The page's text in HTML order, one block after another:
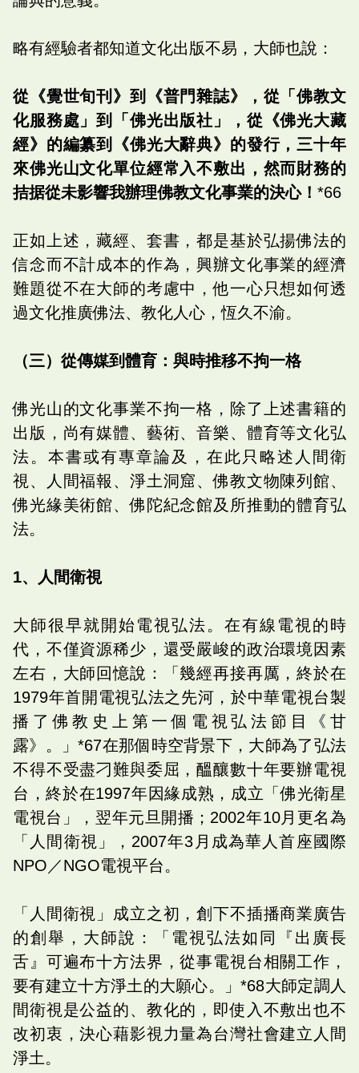
略有經驗者都知道文化出版不易，大師也說：
從《覺世旬刊》到《普門雜誌》，從「佛教文
化服務處」到「佛光出版社」，從《佛光大藏
經》的編纂到《佛光大辭典》的發行，三十年
來佛光山文化單位經常入不敷出，然而財務的
拮据從未影響我辦理佛教文化事業的決心！ *66
正如上述，藏經、套書，都是基於弘揚佛法的
信念而不計成本的作為，興辦文化事業的經濟
難題從不在大師的考慮中，他一心只想如何透
過文化推廣佛法、教化人心，恆久不渝。
（三）從傳媒到體育：與時推移不拘一格
佛光山的文化事業不拘一格，除了上述書籍的
出版，尚有媒體、藝術、音樂、體育等文化弘
法。本書或有專章論及，在此只略述人間衛
視、人間福報、淨土洞窟、佛教文物陳列館、
佛光緣美術館、佛陀紀念館及所推動的體育弘
法。
1、人間衛視
大師很早就開始電視弘法。在有線電視的時
代，不僅資源稀少，還受嚴峻的政治環境因素
左右，大師回憶說：「幾經再接再厲，終於在
1979年首開電視弘法之先河，於中華電視台製
播了佛教史上第一個電視弘法節目《甘
露》。」*67在那個時空背景下，大師為了弘法
不得不受盡刁難與委屈，醞釀數十年要辦電視
台，終於在1997年因緣成熟，成立「佛光衛星
電視台」，翌年元旦開播；2002年10月更名為
「人間衛視」，2007年3月成為華人首座國際
NPO／NGO電視平台。
「人間衛視」成立之初，創下不插播商業廣告
的創舉，大師說：「電視弘法如同『出廣長
舌』可遍布十方法界，從事電視台相關工作，
要有建立十方淨土的大願心。」*68大師定調人
間衛視是公益的、教化的，即使入不敷出也不
改初衷，決心藉影視力量為台灣社會建立人間
淨土。